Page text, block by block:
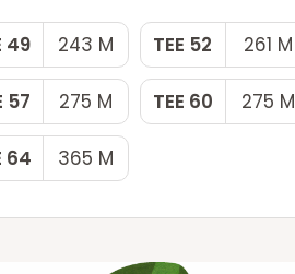
49 243 M TEE 52 261 M
57 275 M TEE 60 275 M
64 365 M